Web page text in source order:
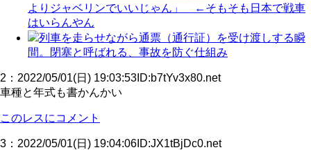
よりジャベリンでいいじゃん」 ←そもそも日本で戦車
はいらんやん
列車を走らせながら通票（通行証）を受け渡しする瞬
間。閉塞と呼ばれる、事故を防ぐ仕組み
2 ： 2022/05/01(日) 19:03:53 ID:b7tYv3x80.net
車種と年式も書かんかい
このレスにコメント
3 ： 2022/05/01(日) 19:04:06 ID:JX1tBjDc0.net